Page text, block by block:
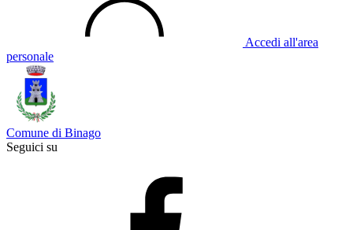
Accedi all'area
personale
Comune di Binago
Seguici su